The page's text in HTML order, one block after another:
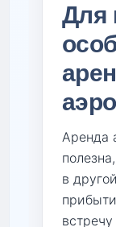
Для
Аренда
в